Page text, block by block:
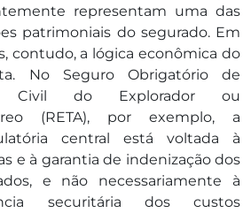
representam uma das
patrimoniais do segurado. Em
contudo, a lógica econômica do
No Seguro Obrigatório de
Civil do Explorador ou
(RETA), por exemplo, a
central está voltada à
e à garantia de indenização dos
e não necessariamente à
securitária dos custos